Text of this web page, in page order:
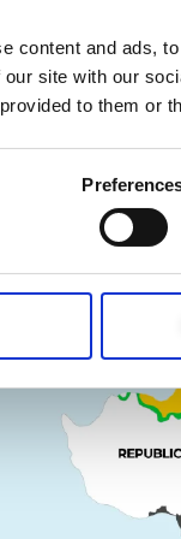
content and ads,
site with our
to them or
τμήμα της πόλης